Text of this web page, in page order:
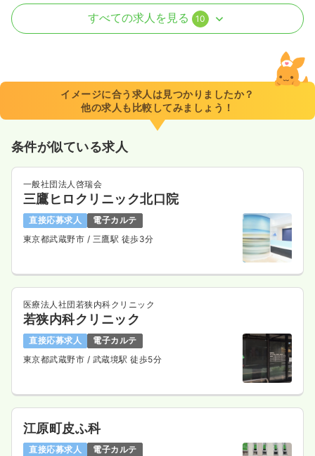
外来
8:40～17:10
年間休日125日
4週8休以上
担当業務未経験可
月給26万円以上可
2交代（常勤）
給与 27.3万円〜/月 賞与3.5ヶ月
年間休日125日
4週8休以上
担当業務未経験可
ブランク可
第二新卒可 月給27万円以上可
気になる 詳細を見る
1,680
時間 8:40～17:10
担当業務未経験可
ブランク可
すべての求人を見る 10
イメージに合う求人は見つかりましたか？
他の求人も比較してみましょう！
条件が似ている求人
一般社団法人啓瑞会
三鷹ヒロクリニック北口院
直接応募求人
電子カルテ
東京都武蔵野市 / 三鷹駅 徒歩3分
医療法人社団若狭内科クリニック
若狭内科クリニック
直接応募求人
電子カルテ
東京都武蔵野市 / 武蔵境駅 徒歩5分
江原町皮ふ科
直接応募求人
電子カルテ